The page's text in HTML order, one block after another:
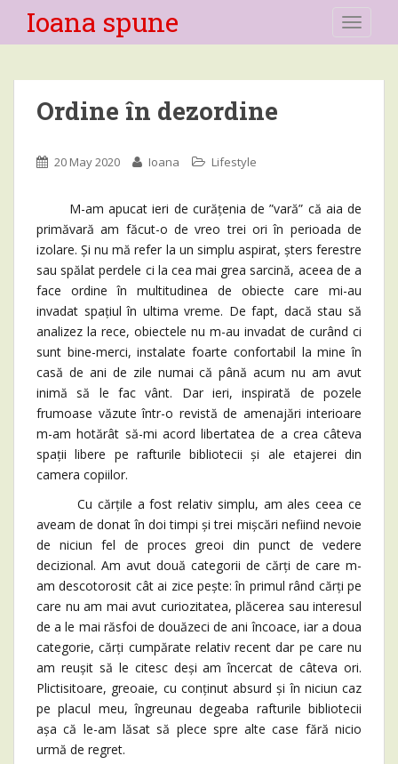
Ioana spune
Ordine în dezordine
20 May 2020 Ioana Lifestyle
M-am apucat ieri de curățenia de ”vară” că aia de
primăvară am făcut-o de vreo trei ori în perioada de
izolare. Și nu mă refer la un simplu aspirat, șters ferestre
sau spălat perdele ci la cea mai grea sarcină, aceea de a
face ordine în multitudinea de obiecte care mi-au
invadat spațiul în ultima vreme. De fapt, dacă stau să
analizez la rece, obiectele nu m-au invadat de curând ci
sunt bine-merci, instalate foarte confortabil la mine în
casă de ani de zile numai că până acum nu am avut
inimă să le fac vânt. Dar ieri, inspirată de pozele
frumoase văzute într-o revistă de amenajări interioare
m-am hotărât să-mi acord libertatea de a crea câteva
spații libere pe rafturile bibliotecii și ale etajerei din
camera copiilor.
Cu cărțile a fost relativ simplu, am ales ceea ce
aveam de donat în doi timpi și trei mișcări nefiind nevoie
de niciun fel de proces greoi din punct de vedere
decizional. Am avut două categorii de cărți de care m-
am descotorosit cât ai zice pește: în primul rând cărți pe
care nu am mai avut curiozitatea, plăcerea sau interesul
de a le mai răsfoi de douăzeci de ani încoace, iar a doua
categorie, cărți cumpărate relativ recent dar pe care nu
am reușit să le citesc deși am încercat de câteva ori.
Plictisitoare, greoaie, cu conținut absurd și în niciun caz
pe placul meu, îngreunau degeaba rafturile bibliotecii
așa că le-am lăsat să plece spre alte case fără nicio
urmă de regret.